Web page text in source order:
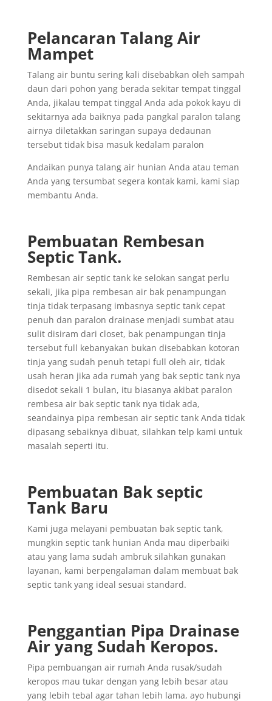
Pelancaran Talang Air
Mampet
Talang air buntu sering kali disebabkan oleh sampah
daun dari pohon yang berada sekitar tempat tinggal
Anda, jikalau tempat tinggal Anda ada pokok kayu di
sekitarnya ada baiknya pada pangkal paralon talang
airnya diletakkan saringan supaya dedaunan
tersebut tidak bisa masuk kedalam paralon
Andaikan punya talang air hunian Anda atau teman
Anda yang tersumbat segera kontak kami, kami siap
membantu Anda.
Pembuatan Rembesan
Septic Tank.
Rembesan air septic tank ke selokan sangat perlu
sekali, jika pipa rembesan air bak penampungan
tinja tidak terpasang imbasnya septic tank cepat
penuh dan paralon drainase menjadi sumbat atau
sulit disiram dari closet, bak penampungan tinja
tersebut full kebanyakan bukan disebabkan kotoran
tinja yang sudah penuh tetapi full oleh air, tidak
usah heran jika ada rumah yang bak septic tank nya
disedot sekali 1 bulan, itu biasanya akibat paralon
rembesa air bak septic tank nya tidak ada,
seandainya pipa rembesan air septic tank Anda tidak
dipasang sebaiknya dibuat, silahkan telp kami untuk
masalah seperti itu.
Pembuatan Bak septic
Tank Baru
Kami juga melayani pembuatan bak septic tank,
mungkin septic tank hunian Anda mau diperbaiki
atau yang lama sudah ambruk silahkan gunakan
layanan, kami berpengalaman dalam membuat bak
septic tank yang ideal sesuai standard.
Penggantian Pipa Drainase
Air yang Sudah Keropos.
Pipa pembuangan air rumah Anda rusak/sudah
keropos mau tukar dengan yang lebih besar atau
yang lebih tebal agar tahan lebih lama, ayo hubungi